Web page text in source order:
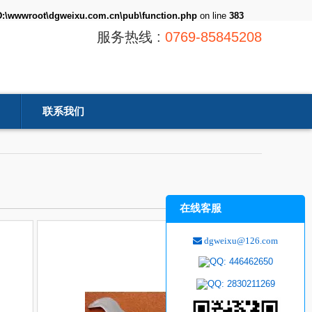
on line 383
服务热线 : 0769-85845208
联系我们
在线客服
dgweixu@126.com